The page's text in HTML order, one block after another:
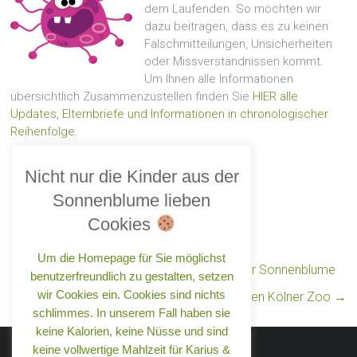
dem Laufenden. So möchten wir
dazu beitragen, dass es zu keinen
Falschmitteilungen, Unsicherheiten
oder Missverständnissen kommt.
Um Ihnen alle Informationen
übersichtlich Zusammenzustellen finden Sie HIER alle
Updates, Elternbriefe und Informationen in chronologischer
Reihenfolge.
KOMPAKT – Zwei weiterer Artikel aus der Sonnenblume
Digitale Zooführung durch den Kölner Zoo →
Nicht nur die Kinder aus der
Sonnenblume lieben
Cookies
Um die Homepage für Sie möglichst
benutzerfreundlich zu gestalten, setzen
wir Cookies ein. Cookies sind nichts
schlimmes. In unserem Fall haben sie
keine Kalorien, keine Nüsse und sind
keine vollwertige Mahlzeit für Karius &